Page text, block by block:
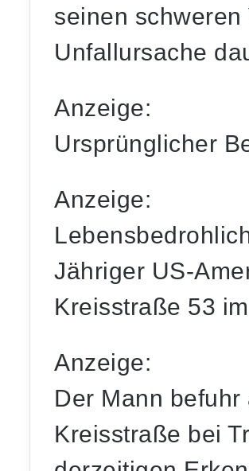
seinen
Unfallursache
Anzeige:
Ursprünglicher
Anzeige:
Jähriger US-
Kreisstraße 53
Anzeige:
Der Mann
Kreisstraße bei